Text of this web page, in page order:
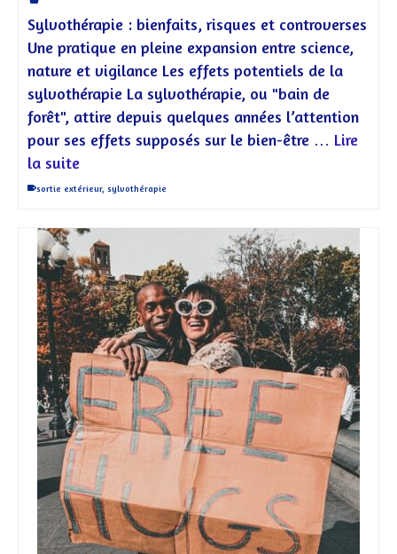
Sylvothérapie : bienfaits, risques et controverses
Une pratique en pleine expansion entre science,
nature et vigilance Les effets potentiels de la
sylvothérapie La sylvothérapie, ou "bain de
forêt", attire depuis quelques années l’attention
pour ses effets supposés sur le bien-être … Lire
la suite
sortie extérieur, sylvothérapie